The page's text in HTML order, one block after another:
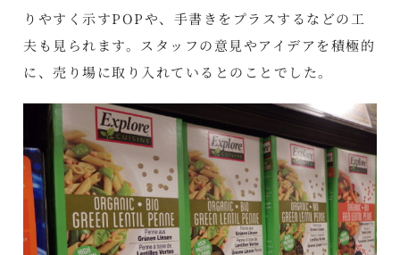
りやすく示すPOPや、手書きをプラスするなどの工
夫も見られます。スタッフの意見やアイデアを積極的
に、売り場に取り入れているとのことでした。